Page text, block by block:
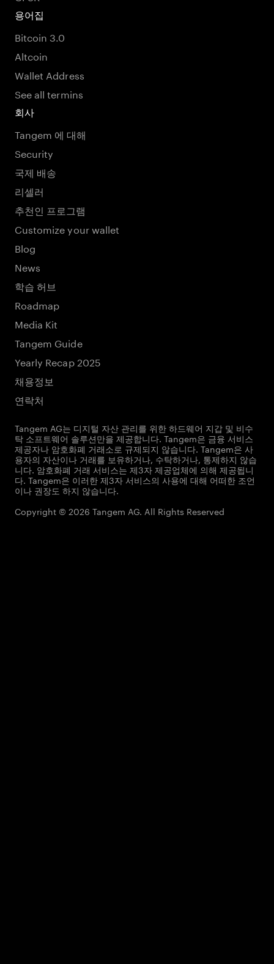
용어집
Bitcoin 3.0
Altcoin
Wallet Address
See all termins
회사
Tangem 에 대해
Security
국제 배송
리셀러
추천인 프로그램
Customize your wallet
Blog
News
학습 허브
Roadmap
Media Kit
Tangem Guide
Yearly Recap 2025
채용정보
연락처
Tangem AG는 디지털 자산 관리를 위한 하드웨어 지갑 및 비수
탁 소프트웨어 솔루션만을 제공합니다. Tangem은 금융 서비스
제공자나 암호화폐 거래소로 규제되지 않습니다. Tangem은 사
용자의 자산이나 거래를 보유하거나, 수탁하거나, 통제하지 않습
니다. 암호화폐 거래 서비스는 제3자 제공업체에 의해 제공됩니
다. Tangem은 이러한 제3자 서비스의 사용에 대해 어떠한 조언
이나 권장도 하지 않습니다.